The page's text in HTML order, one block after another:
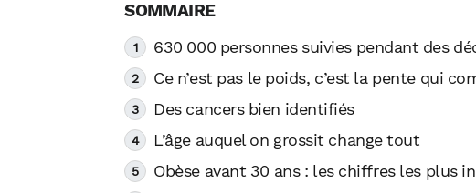
630 000 personnes suivies pendant des
Ce n’est pas le poids, c’est la pente qui
Des cancers bien identifiés
L’âge auquel on grossit change tout
Obèse avant 30 ans : les chiffres les plus